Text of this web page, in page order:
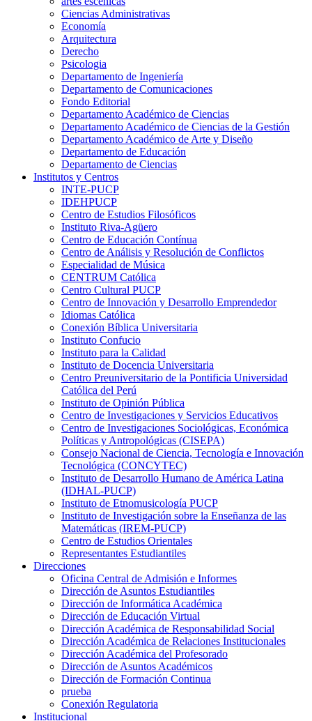
Ciencias Administrativas
Economía
Arquitectura
Derecho
Psicologia
Departamento de Ingeniería
Departamento de Comunicaciones
Fondo Editorial
Departamento Académico de Ciencias
Departamento Académico de Ciencias de la Gestión
Departamento Académico de Arte y Diseño
Departamento de Educación
Departamento de Ciencias
Institutos y Centros
INTE-PUCP
IDEHPUCP
Centro de Estudios Filosóficos
Instituto Riva-Agüero
Centro de Educación Contínua
Centro de Análisis y Resolución de Conflictos
Especialidad de Música
CENTRUM Católica
Centro Cultural PUCP
Centro de Innovación y Desarrollo Emprendedor
Idiomas Católica
Conexión Bíblica Universitaria
Instituto Confucio
Instituto para la Calidad
Instituto de Docencia Universitaria
Centro Preuniversitario de la Pontificia Universidad
Católica del Perú
Instituto de Opinión Pública
Centro de Investigaciones y Servicios Educativos
Centro de Investigaciones Sociológicas, Económica
Políticas y Antropológicas (CISEPA)
Consejo Nacional de Ciencia, Tecnología e Innovación
Tecnológica (CONCYTEC)
Instituto de Desarrollo Humano de América Latina
(IDHAL-PUCP)
Instituto de Etnomusicología PUCP
Instituto de Investigación sobre la Enseñanza de las
Matemáticas (IREM-PUCP)
Centro de Estudios Orientales
Representantes Estudiantiles
Direcciones
Oficina Central de Admisión e Informes
Dirección de Asuntos Estudiantiles
Dirección de Informática Académica
Dirección de Educación Virtual
Dirección Académica de Responsabilidad Social
Dirección Académica de Relaciones Institucionales
Dirección Académica del Profesorado
Dirección de Asuntos Académicos
Dirección de Formación Continua
prueba
Conexión Regulatoria
Institucional